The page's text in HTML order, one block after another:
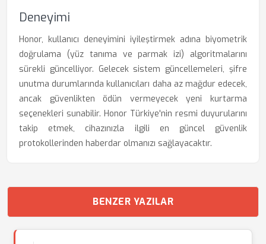
Deneyimi
Honor, kullanıcı deneyimini iyileştirmek adına biyometrik
doğrulama (yüz tanıma ve parmak izi) algoritmalarını
sürekli güncelliyor. Gelecek sistem güncellemeleri, şifre
unutma durumlarında kullanıcıları daha az mağdur edecek,
ancak güvenlikten ödün vermeyecek yeni kurtarma
seçenekleri sunabilir. Honor Türkiye'nin resmi duyurularını
takip etmek, cihazınızla ilgili en güncel güvenlik
protokollerinden haberdar olmanızı sağlayacaktır.
BENZER YAZILAR